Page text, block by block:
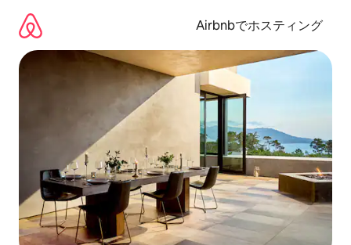
Airbnbでホスティング